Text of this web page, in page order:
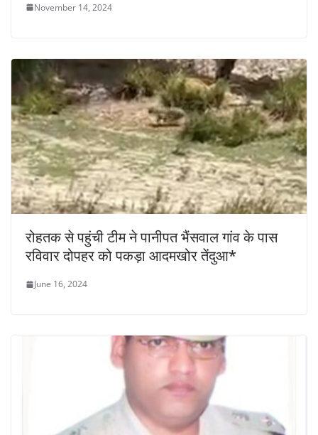
November 14, 2024
रोहतक से पहुंची टीम ने पानीपत भैंसवाल गांव के पास
रविवार दोपहर को पकड़ा आदमखोर तेंदुआ*
June 16, 2024